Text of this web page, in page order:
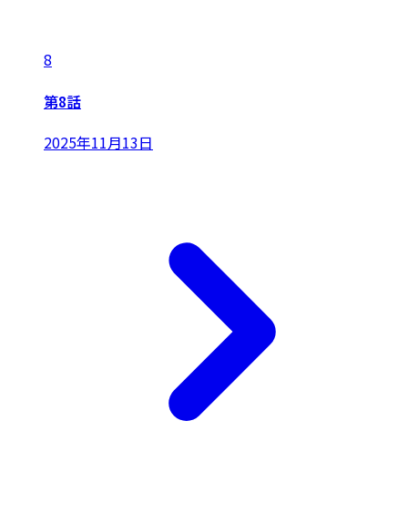
8
第8話
2025年11月13日